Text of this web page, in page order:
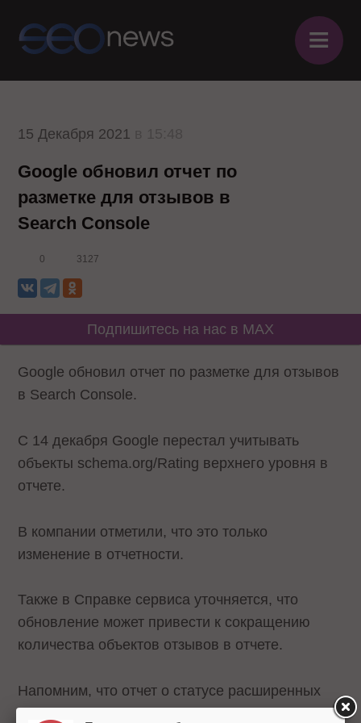
≡
15 Декабря 2021
Google обновил отчет по
разметке для отзывов в
Search Console
0 3127
Подпишитесь на нас в MAX
Google обновил отчет по разметке для отзывов
в Search Console.
С 14 декабря Google перестал учитывать
объекты schema.org/Rating верхнего уровня в
отчете.
В компании отметили, что это только
изменение в отчетности.
Также в Справке сервиса уточняется, что
обновление может привести к сокращению
количества объектов отзывов в отчете.
Напомним, что отчет о статусе расширенных
результатов для отзывов доступен для тех